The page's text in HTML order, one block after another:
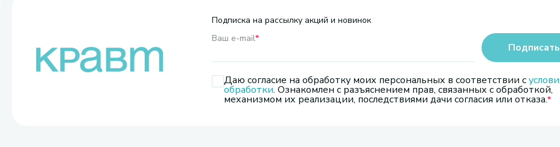
Подписка на рассылку акций и новинок
Ваш e-mail*
Даю согласие на обработку моих персональных в соответствии с
обработки. Ознакомлен с разъяснением прав, связанных с обработкой,
механизмом их реализации, последствиями дачи согласия или отказа.